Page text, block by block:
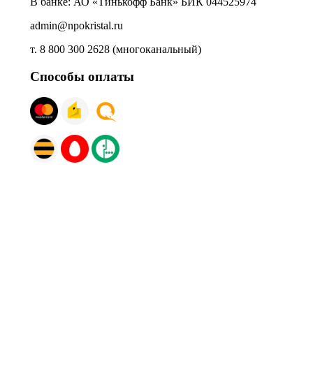
admin@npokristal.ru
т. 8 800 300 2628 (многоканальный)
Способы оплаты